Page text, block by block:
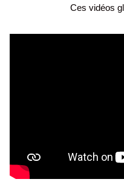
Ces vidéos